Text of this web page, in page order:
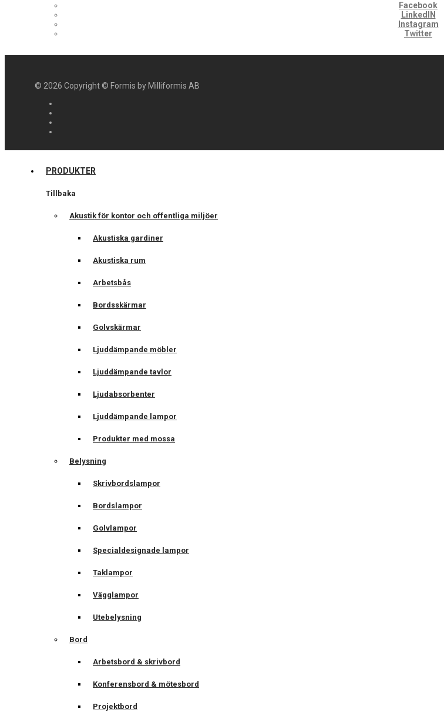
Facebook
LinkedIN
Instagram
Twitter
© 2026 Copyright © Formis by Milliformis AB
PRODUKTER
Tillbaka
Akustik för kontor och offentliga miljöer
Akustiska gardiner
Akustiska rum
Arbetsbås
Bordsskärmar
Golvskärmar
Ljuddämpande möbler
Ljuddämpande tavlor
Ljudabsorbenter
Ljuddämpande lampor
Produkter med mossa
Belysning
Skrivbordslampor
Bordslampor
Golvlampor
Specialdesignade lampor
Taklampor
Vägglampor
Utebelysning
Bord
Arbetsbord & skrivbord
Konferensbord & mötesbord
Projektbord